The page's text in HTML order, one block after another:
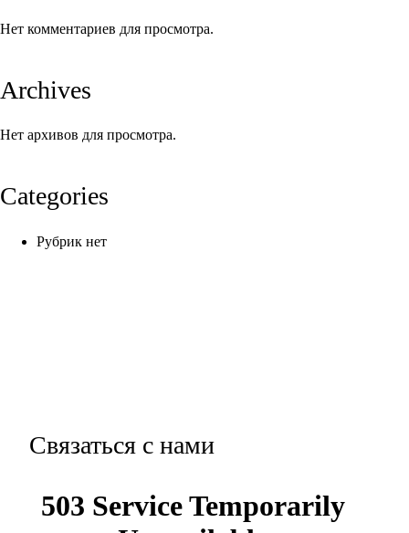
Нет комментариев для просмотра.
Archives
Нет архивов для просмотра.
Categories
Рубрик нет
Связаться с нами